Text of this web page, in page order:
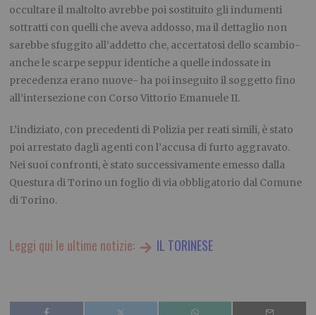
occultare il maltolto avrebbe poi sostituito gli indumenti
sottratti con quelli che aveva addosso, ma il dettaglio non
sarebbe sfuggito all’addetto che, accertatosi dello scambio-
anche le scarpe seppur identiche a quelle indossate in
precedenza erano nuove- ha poi inseguito il soggetto fino
all’intersezione con Corso Vittorio Emanuele II.
L’indiziato, con precedenti di Polizia per reati simili, è stato
poi arrestato dagli agenti con l’accusa di furto aggravato.
Nei suoi confronti, è stato successivamente emesso dalla
Questura di Torino un foglio di via obbligatorio dal Comune
di Torino.
Leggi qui le ultime notizie: IL TORINESE